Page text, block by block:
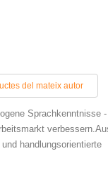
del mateix autor
Sprachkenntnisse
handlungsorientierte